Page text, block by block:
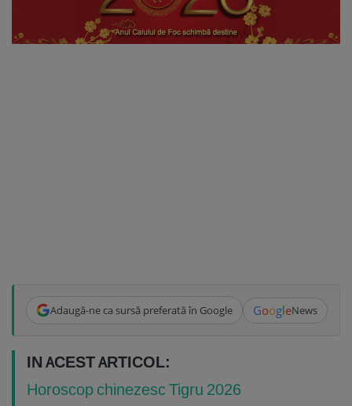
Adaugă-ne ca sursă preferată în Google GoogleNews
IN ACEST ARTICOL:
Horoscop chinezesc Tigru 2026